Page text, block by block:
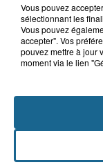
Vous pouvez
sélectionnant les
Vous pouvez
accepter". Vos
pouvez mettre à jour
moment via le lien